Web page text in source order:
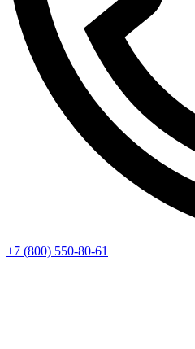
+7 (800) 550-80-61